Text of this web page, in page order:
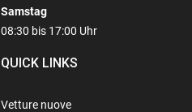
Samstag
08:30 bis 17:00 Uhr
QUICK LINKS
Vetture nuove